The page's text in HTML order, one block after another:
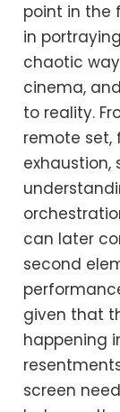
point in the
in
chaotic
cinema,
to reality.
remote set,
can later
second
given that
happening
screen